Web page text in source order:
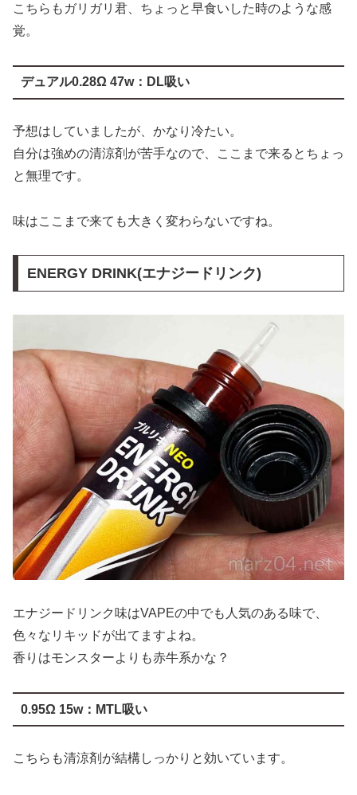
こちらもガリガリ君、ちょっと早食いした時のような感
覚。
デュアル0.28Ω 47w：DL吸い
予想はしていましたが、かなり冷たい。
自分は強めの清涼剤が苦手なので、ここまで来るとちょっ
と無理です。
味はここまで来ても大きく変わらないですね。
ENERGY DRINK(エナジードリンク)
エナジードリンク味はVAPEの中でも人気のある味で、
色々なリキッドが出てますよね。
香りはモンスターよりも赤牛系かな？
0.95Ω 15w：MTL吸い
こちらも清涼剤が結構しっかりと効いています。